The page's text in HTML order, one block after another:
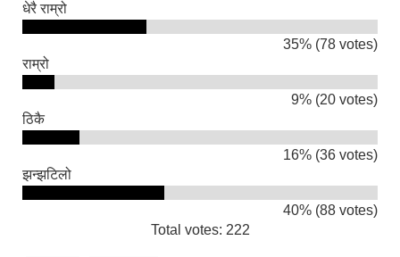
धेरै राम्रो
35% (78 votes)
राम्रो
9% (20 votes)
ठिकै
16% (36 votes)
झन्झटिलो
40% (88 votes)
Total votes: 222